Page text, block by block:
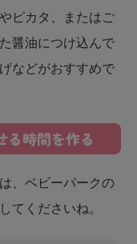
ピカタ、またはご
醤油につけ込んで
などがおすすめで
る時間を作る
、ベビーパークの
てくださいね。